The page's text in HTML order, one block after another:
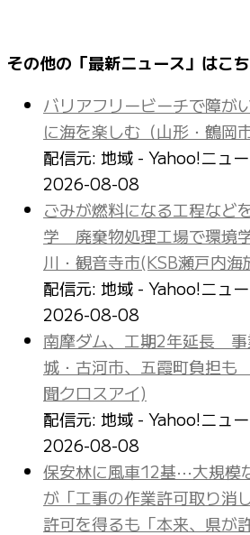
その他の「最新ニュース」はこ
バリアフリービーチで障が
に海を楽しむ（山形・鶴岡
配信元: 地域 - Yahoo!ニュ
2026-08-08
ごみが燃料になる工程など
学 廃棄物処理工場で環境
川・観音寺市(KSB瀬戸内海
配信元: 地域 - Yahoo!ニュ
2026-08-08
南摩ダム、工期2年延長
城・古河市、五霞町負担
聞クロスアイ)
配信元: 地域 - Yahoo!ニュ
2026-08-08
保安林に風車12基⋯大規模
が「工事の作業許可取り
許可を得るも「本来、県が